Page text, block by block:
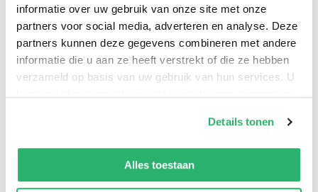
informatie over uw gebruik van onze site met onze
partners voor social media, adverteren en analyse. Deze
partners kunnen deze gegevens combineren met andere
informatie die u aan ze heeft verstrekt of die ze hebben
verzameld op basis van uw gebruik van hun services. U
kunnen ontvangen en verwerken.
Details tonen
Alles toestaan
0|0